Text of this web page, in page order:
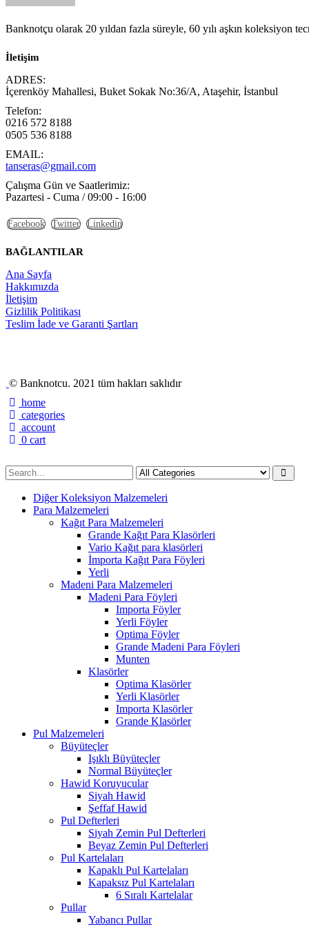
Banknotçu olarak 20 yıldan fazla süreyle, 60 yılı aşkın koleksiyon
İletişim
ADRES:
İçerenköy Mahallesi, Buket Sokak No:36/A, Ataşehir, İstanbul
Telefon:
0216 572 8188
0505 536 8188
EMAIL:
tanseras@gmail.com
Çalışma Gün ve Saatlerimiz:
Pazartesi - Cuma / 09:00 - 16:00
Facebook Twitter Linkedin
BAĞLANTILAR
Ana Sayfa
Hakkımızda
İletişim
Gizlilik Politikası
Teslim İade ve Garanti Şartları
© Banknotcu. 2021 tüm hakları saklıdır
home
categories
account
0 cart
Diğer Koleksiyon Malzemeleri
Para Malzemeleri
Kağıt Para Malzemeleri
Grande Kağıt Para Klasörleri
Vario Kağıt para klasörleri
İmporta Kağıt Para Föyleri
Yerli
Madeni Para Malzemeleri
Madeni Para Föyleri
Importa Föyler
Yerli Föyler
Optima Föyler
Grande Madeni Para Föyleri
Munten
Klasörler
Optima Klasörler
Yerli Klasörler
Importa Klasörler
Grande Klasörler
Pul Malzemeleri
Büyüteçler
Işıklı Büyüteçler
Normal Büyüteçler
Hawid Koruyucular
Siyah Hawid
Şeffaf Hawid
Pul Defterleri
Siyah Zemin Pul Defterleri
Beyaz Zemin Pul Defterleri
Pul Kartelaları
Kapaklı Pul Kartelaları
Kapaksız Pul Kartelaları
6 Sıralı Kartelalar
Pullar
Yabancı Pullar